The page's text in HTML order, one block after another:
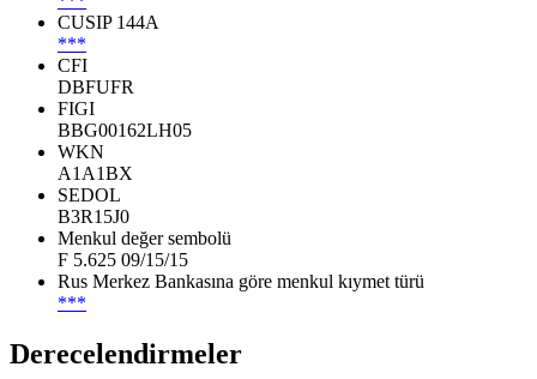
CUSIP 144A
***
CFI
DBFUFR
FIGI
BBG00162LH05
WKN
A1A1BX
SEDOL
B3R15J0
Menkul değer sembolü
F 5.625 09/15/15
Rus Merkez Bankasına göre menkul kıymet türü
***
Derecelendirmeler